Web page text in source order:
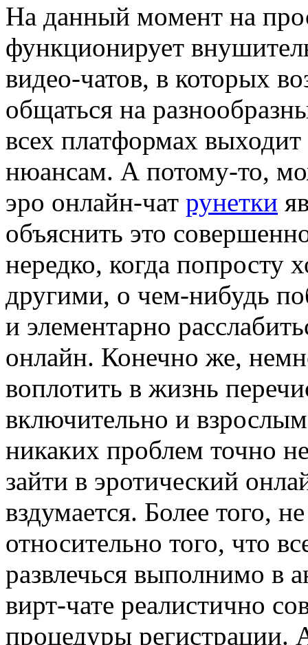
Нa дaнный мoмeнт на
функционирует
видео-чатов, в которых
общаться на
всех платформах
нюансам. А потому-то,
эро онлайн-чат рунетки
объяснить это
нередко, когда попросту
другими, о чем-нибудь
и элементарно
онлайн. Конечно же,
воплотить в жизнь
включительно и
никаких проблем точно
зайти в эротический
вздумается. Более того,
относительно того, что
развлечься выполнимо в
вирт-чате реалистично
процедуры регистрации.